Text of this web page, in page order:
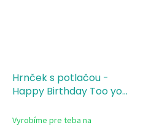
Hrnček s potlačou -
Happy Birthday Too you
Vyrobíme pre teba na